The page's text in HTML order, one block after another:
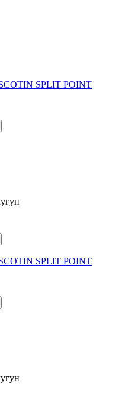
SPLIT POINT
SPLIT POINT